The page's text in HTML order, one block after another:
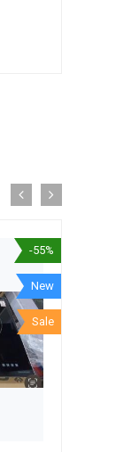
-55%
New
Sale